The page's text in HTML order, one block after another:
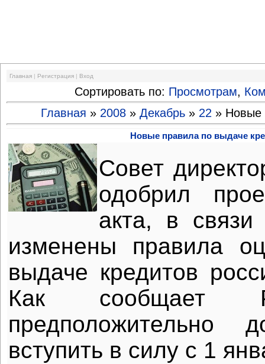
Главная | Регистрация | Вход
Сортировать по: Просмотрам,
Главная » 2008 » Декабрь » 22 » Новые
Новые правила по выдаче
Совет
одобрил
акта, в
изменены правила
выдаче кредитов
Как сообщает
предположительно
вступить в силу с 1